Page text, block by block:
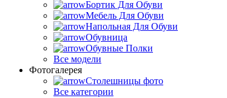
Бортик Для Обуви
Мебель Для Обуви
Напольная Для Обуви
Обувница
Обувные Полки
Все модели
Фотогалерея
Столешницы фото
Все категории